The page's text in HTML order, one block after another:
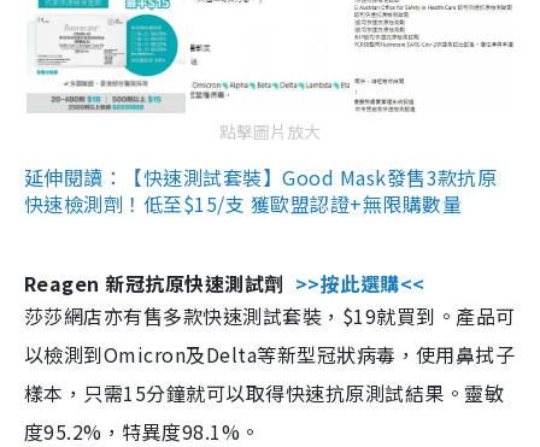
點擊圖片放大
延伸閱讀：【快速測試套裝】Good Mask發售3款抗原
快速檢測劑！低至$15/支 獲歐盟認證+無限購數量
Reagen 新冠抗原快速測試劑 >>按此選購<<
莎莎網店亦有售多款快速測試套裝，$19就買到。產品可
以檢測到Omicron及Delta等新型冠狀病毒，使用鼻拭子
樣本，只需15分鐘就可以取得快速抗原測試結果。靈敏
度95.2%，特異度98.1%。